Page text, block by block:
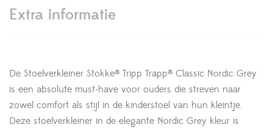
Extra informatie
De Stoelverkleiner Stokke® Tripp Trapp® Classic Nordic Grey
is een absolute must-have voor ouders die streven naar
zowel comfort als stijl in de kinderstoel van hun kleintje.
Deze stoelverkleiner in de elegante Nordic Grey kleur is